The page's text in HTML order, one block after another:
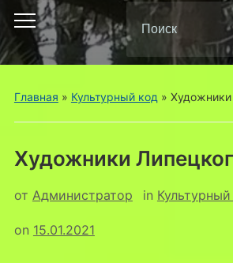
Переключить
мобильное
меню
Поиск
по:
Главная » Культурный код » Художники
Художники
от Администратор in
on 15.01.2021